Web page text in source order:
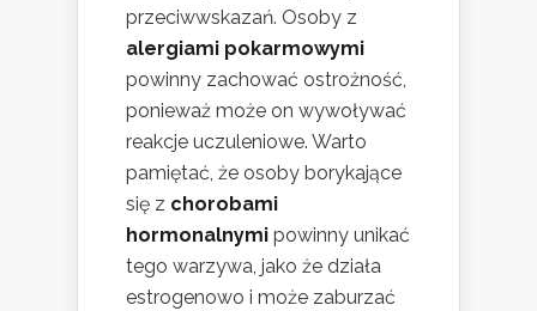
przeciwwskazań. Osoby z
alergiami pokarmowymi
powinny zachować ostrożność,
ponieważ może on wywoływać
reakcje uczuleniowe. Warto
pamiętać, że osoby borykające
się z chorobami
hormonalnymi powinny unikać
tego warzywa, jako że działa
estrogenowo i może zaburzać